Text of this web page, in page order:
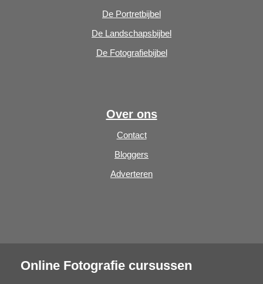
De Portretbijbel
De Landschapsbijbel
De Fotografiebijbel
Over ons
Contact
Bloggers
Adverteren
Online Fotografie cursussen